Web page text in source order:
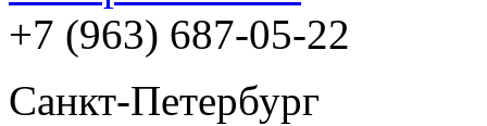
+7 (963) 687-05-22
Санкт-Петербург